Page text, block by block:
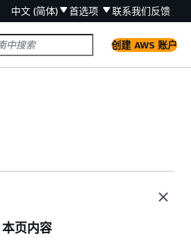
中文 (简体) 首选项 联系我们反馈
创建 AWS 账户
本页内容